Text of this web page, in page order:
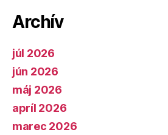
Archív
júl 2026
jún 2026
máj 2026
apríl 2026
marec 2026